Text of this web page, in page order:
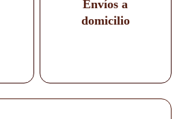
Envíos a
domicilio